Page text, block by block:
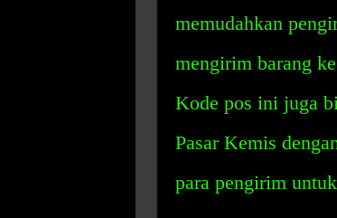
memudahkan
mengirim barang
Kode pos ini juga
Pasar Kemis
para pengirim